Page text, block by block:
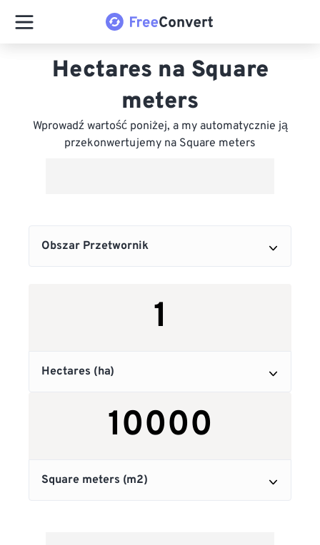
Hectares na Square
meters
Wprowadź wartość poniżej, a my automatycznie ją
przekonwertujemy na Square meters